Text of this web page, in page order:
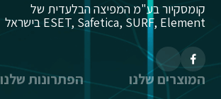
קומסקיור בע"מ המפיצה הבלעדית של
ESET, Safetica, SURF, Element בישראל
המוצרים שלנו הפתרונות שלנו